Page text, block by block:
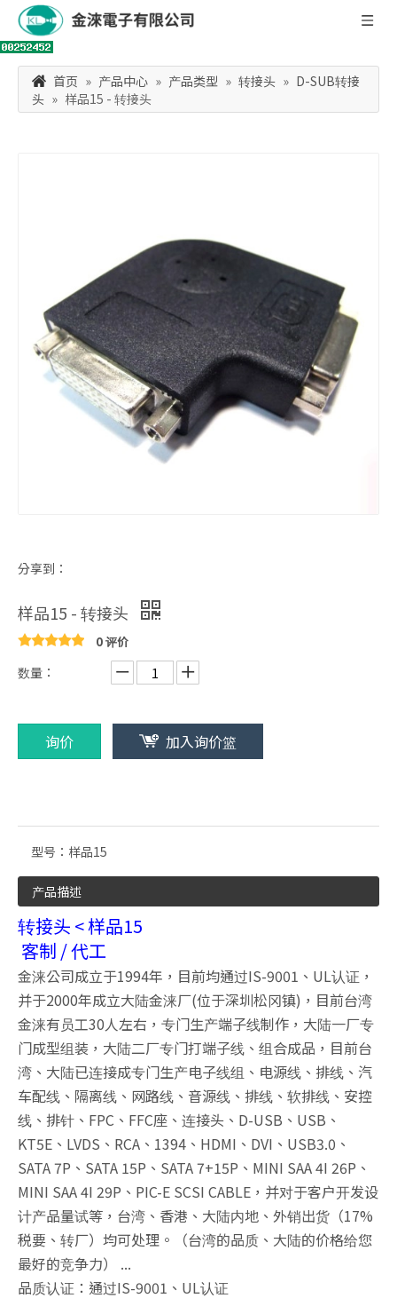
首页 » 产品中心 » 产品类型 » 转接头 » D-SUB转接
头 » 样品15 - 转接头
分享到：
样品15 - 转接头
0 评价
数量：
询价 加入询价篮
型号： 样品15
产品描述
转接头 < 样品15
客制 / 代工
金涞公司成立于1994年，目前均通过IS-9001、UL认证，
并于2000年成立大陆金涞厂(位于深圳松冈镇)，目前台湾
金涞有员工30人左右，专门生产端子线制作，大陆一厂专
门成型组装，大陆二厂专门打端子线、组合成品，目前台
湾、大陆已连接成专门生产电子线组、电源线、排线、汽
车配线、隔离线、网路线、音源线、排线、软排线、安控
线、排针、FPC、FFC座、连接头、D-USB、USB、
KT5E、LVDS、RCA、1394、HDMI、DVI、USB3.0、
SATA 7P、SATA 15P、SATA 7+15P、MINI SAA 4I 26P、
MINI SAA 4I 29P、PIC-E SCSI CABLE，并对于客户开发设
计产品量试等，台湾、香港、大陆内地、外销出货（17%
税要、转厂）均可处理。（台湾的品质、大陆的价格给您
最好的竞争力） ...
品质认证：通过IS-9001、UL认证